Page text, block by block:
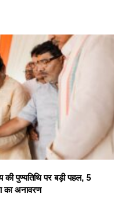
की पुण्यतिथि पर बड़ी पहल, 5
का अनावरण